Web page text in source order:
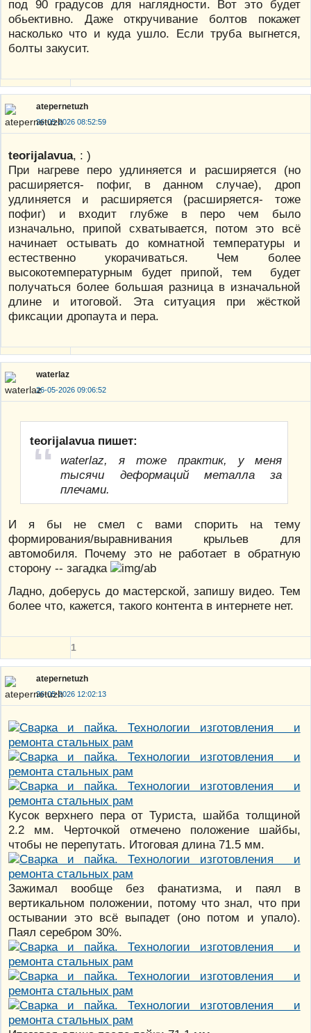
под 90 градусов для наглядности. Вот это будет
обьективно. Даже откручивание болтов покажет
насколько что и куда ушло. Если труба выгнется,
болты закусит.
atepernetuzh
26-05-2026 08:52:59
teorijalavua, : )
При нагреве перо удлиняется и расширяется (но
расширяется- пофиг, в данном случае), дроп
удлиняется и расширяется (расширяется- тоже
пофиг) и входит глубже в перо чем было
изначально, припой схватывается, потом это всё
начинает остывать до комнатной температуры и
естественно укорачиваться. Чем более
высокотемпературным будет припой, тем будет
получаться более большая разница в изначальной
длине и итоговой. Эта ситуация при жёсткой
фиксации дропаута и пера.
waterlaz
26-05-2026 09:06:52
teorijalavua пишет:
waterlaz, я тоже практик, у меня
тысячи деформаций металла за
плечами.
И я бы не смел с вами спорить на тему
формирования/выравнивания крыльев для
автомобиля. Почему это не работает в обратную
сторону -- загадка
Ладно, доберусь до мастерской, запишу видео. Тем
более что, кажется, такого контента в интернете нет.
1
atepernetuzh
26-05-2026 12:02:13
Кусок верхнего пера от Туриста, шайба толщиной
2.2 мм. Черточкой отмечено положение шайбы,
чтобы не перепутать. Итоговая длина 71.5 мм.
Зажимал вообще без фанатизма, и паял в
вертикальном положении, потому что знал, что при
остывании это всё выпадет (оно потом и упало).
Паял серебром 30%.